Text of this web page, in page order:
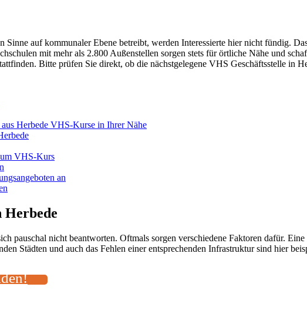
Sinne auf kommunaler Ebene betreibt, werden Interessierte hier nicht fündig.
mit mehr als 2.800 Außenstellen sorgen stets für örtliche Nähe und
Bitte prüfen Sie direkt, ob die nächstgelegene VHS Geschäftsstelle in
Herbede VHS-Kurse in Ihrer Nähe
VHS-Kurs
an
Herbede
pauschal nicht beantworten. Oftmals sorgen verschiedene Faktoren dafür.
Städten und auch das Fehlen einer entsprechenden Infrastruktur sind hier